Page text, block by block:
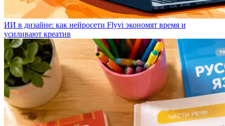
ИИ в дизайне: как нейросети Flyvi экономят время и
усиливают креатив